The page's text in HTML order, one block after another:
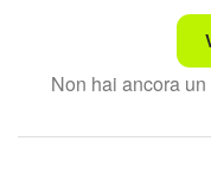
Non è quello che
Testo complesso e
Le informazioni
Non hai ancora